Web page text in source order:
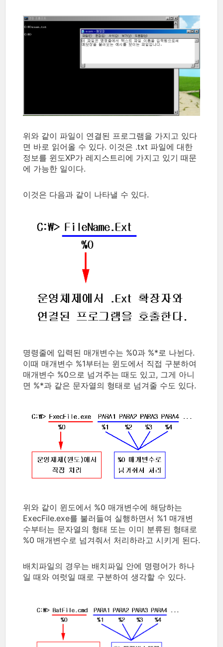
위와 같이 파일이 연결된 프로그램을 가지고 있다
면 바로 읽어올 수 있다. 이것은 .txt 파일에 대한
정보를 윈도XP가 레지스트리에 가지고 있기 때문
에 가능한 일이다.
이것은 다음과 같이 나타낼 수 있다.
명령줄에 입력된 매개변수는 %0과 %*로 나뉜다.
이때 매개변수 %1부터는 윈도에서 직접 구분하여
매개변수 %0으로 넘겨주는 때도 있고, 그게 아니
면 %*과 같은 문자열의 형태로 넘겨줄 수도 있다.
위와 같이 윈도에서 %0 매개변수에 해당하는
ExecFile.exe를 불러들여 실행하면서 %1 매개변
수부터는 문자열의 형태 또는 이미 분류된 형태로
%0 매개변수로 넘겨줘서 처리하라고 시키게 된다.
배치파일의 경우는 배치파일 안에 명령어가 하나
일 때와 여럿일 때로 구분하여 생각할 수 있다.